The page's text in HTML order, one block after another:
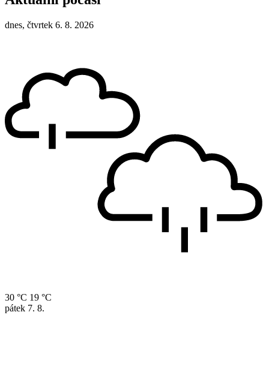
dnes, čtvrtek 6. 8. 2026
30 °C 19 °C
pátek 7. 8.